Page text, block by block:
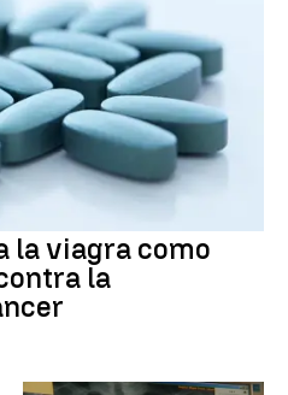
la viagra como
la